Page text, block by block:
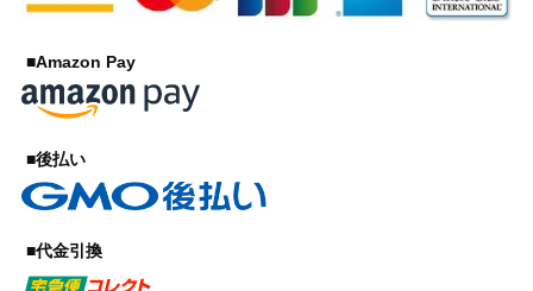
■Amazon Pay
■後払い
■代金引換